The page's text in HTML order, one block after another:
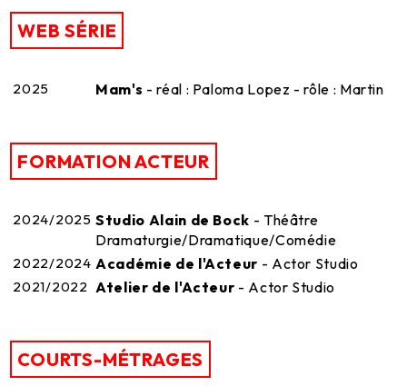
WEB SÉRIE
2025 Mam's - réal : Paloma Lopez - rôle : Martin
FORMATION ACTEUR
2024/2025 Studio Alain de Bock - Théâtre
Dramaturgie/Dramatique/Comédie
2022/2024 Académie de l'Acteur - Actor Studio
2021/2022 Atelier de l'Acteur - Actor Studio
COURTS-MÉTRAGES